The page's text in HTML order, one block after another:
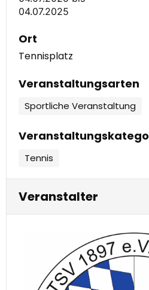
04.07.2025
Ort
Tennisplatz
Veranstaltungsarten
Sportliche Veranstaltung
Tennis
Veranstalter